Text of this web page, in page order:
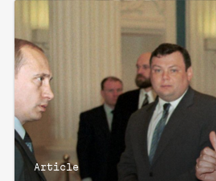
Article